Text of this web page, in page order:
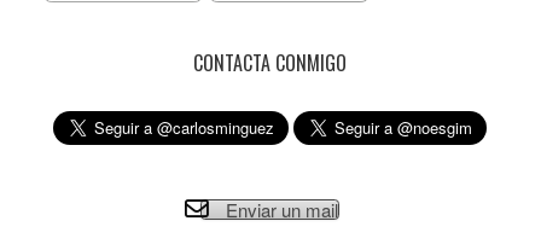
CONTACTA CONMIGO
Enviar un mail